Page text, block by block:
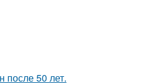
после 50 лет.